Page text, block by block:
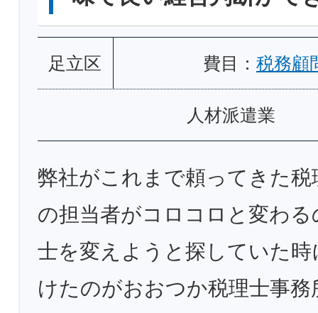
足立区 費目： 税務顧
人材派遣業
弊社がこれまで頼ってきた税
の担当者がコロコロと変わる
士を変えようと探していた時
けたのがおおつか税理士事務